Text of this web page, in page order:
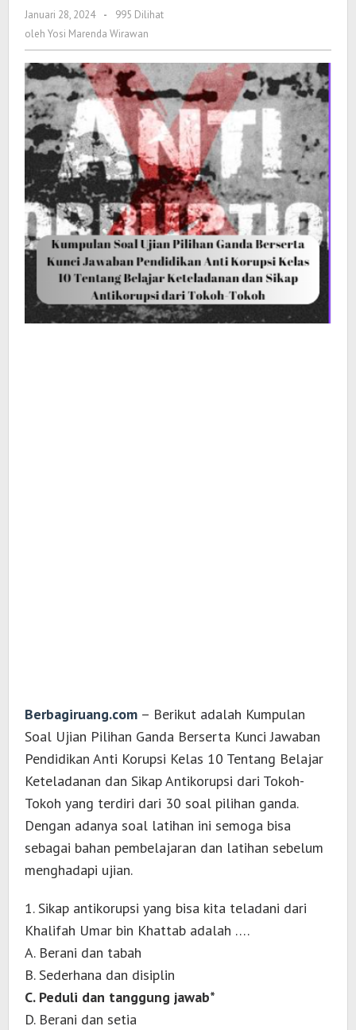
Kelas
10
Tentang
Belajar
Keteladanan
dan
Sikap
Antikorupsi
dari
Tokoh-
Tokoh
Januari 28, 2024
oleh
Yosi
Wirawan
-
995 Dilihat
oleh Yosi Marenda Wirawan
Berbagiruang.com – Berikut adalah Kumpulan
Soal Ujian Pilihan Ganda Berserta Kunci Jawaban
Pendidikan Anti Korupsi Kelas 10 Tentang Belajar
Keteladanan dan Sikap Antikorupsi dari Tokoh-
Tokoh yang terdiri dari 30 soal pilihan ganda.
Dengan adanya soal latihan ini semoga bisa
sebagai bahan pembelajaran dan latihan sebelum
menghadapi ujian.
1. Sikap antikorupsi yang bisa kita teladani dari
Khalifah Umar bin Khattab adalah ….
A. Berani dan tabah
B. Sederhana dan disiplin
C. Peduli dan tanggung jawab*
D. Berani dan setia